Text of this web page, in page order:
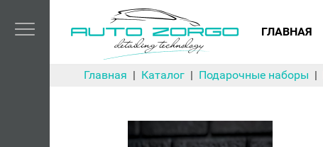
ГЛАВНАЯ
Главная Каталог Подарочные наборы